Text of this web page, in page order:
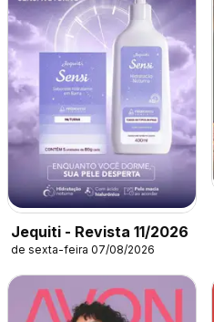
Jequiti - Revista 11/2026
de sexta-feira 07/08/2026